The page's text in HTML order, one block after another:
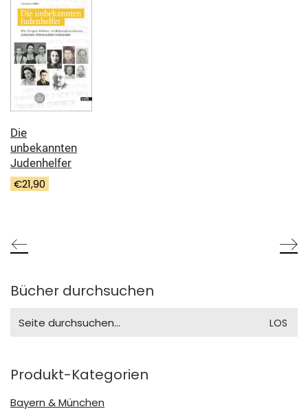
Die
unbekannten
Judenhelfer
€21,90
Bücher durchsuchen
for:
Produkt-Kategorien
Bayern & München